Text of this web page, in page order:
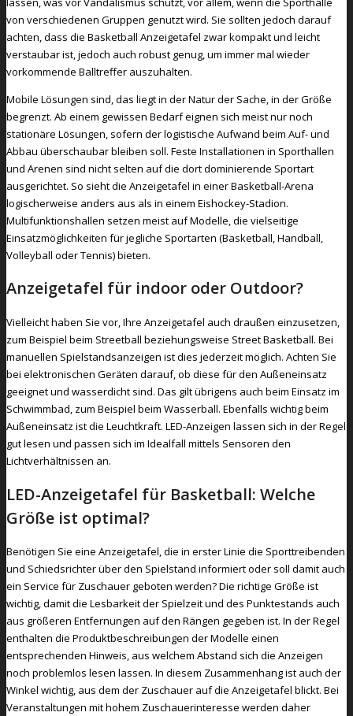
von verschiedenen Gruppen genutzt wird. Sie sollten jedoch darauf
achten, dass die Basketball Anzeigetafel zwar kompakt und leicht
verstaubar ist, jedoch auch robust genug, um immer mal wieder
vorkommende Balltreffer auszuhalten.
Mobile Lösungen sind, das liegt in der Natur der Sache, in der Größe
begrenzt. Ab einem gewissen Bedarf eignen sich meist nur noch
stationäre Lösungen, sofern der logistische Aufwand beim Auf- und
Abbau überschaubar bleiben soll. Feste Installationen in Sporthallen
und Arenen sind nicht selten auf die dort dominierende Sportart
ausgerichtet. So sieht die Anzeigetafel in einer Basketball-Arena
logischerweise anders aus als in einem Eishockey-Stadion.
Multifunktionshallen setzen meist auf Modelle, die vielseitige
Einsatzmöglichkeiten für jegliche Sportarten (Basketball, Handball,
Volleyball oder Tennis) bieten.
Anzeigetafel für indoor oder Outdoor?
Vielleicht haben Sie vor, Ihre Anzeigetafel auch draußen einzusetzen,
zum Beispiel beim Streetball beziehungsweise Street Basketball. Bei
manuellen Spielstandsanzeigen ist dies jederzeit möglich. Achten Sie
bei elektronischen Geräten darauf, ob diese für den Außeneinsatz
geeignet und wasserdicht sind. Das gilt übrigens auch beim Einsatz im
Schwimmbad, zum Beispiel beim Wasserball. Ebenfalls wichtig beim
Außeneinsatz ist die Leuchtkraft. LED-Anzeigen lassen sich in der Regel
gut lesen und passen sich im Idealfall mittels Sensoren den
Lichtverhältnissen an.
LED-Anzeigetafel für Basketball: Welche
Größe ist optimal?
Benötigen Sie eine Anzeigetafel, die in erster Linie die Sporttreibenden
und Schiedsrichter über den Spielstand informiert oder soll damit auch
ein Service für Zuschauer geboten werden? Die richtige Größe ist
wichtig, damit die Lesbarkeit der Spielzeit und des Punktestands auch
aus größeren Entfernungen auf den Rängen gegeben ist. In der Regel
enthalten die Produktbeschreibungen der Modelle einen
entsprechenden Hinweis, aus welchem Abstand sich die Anzeigen
noch problemlos lesen lassen. In diesem Zusammenhang ist auch der
Winkel wichtig, aus dem der Zuschauer auf die Anzeigetafel blickt. Bei
Veranstaltungen mit hohem Zuschauerinteresse werden daher